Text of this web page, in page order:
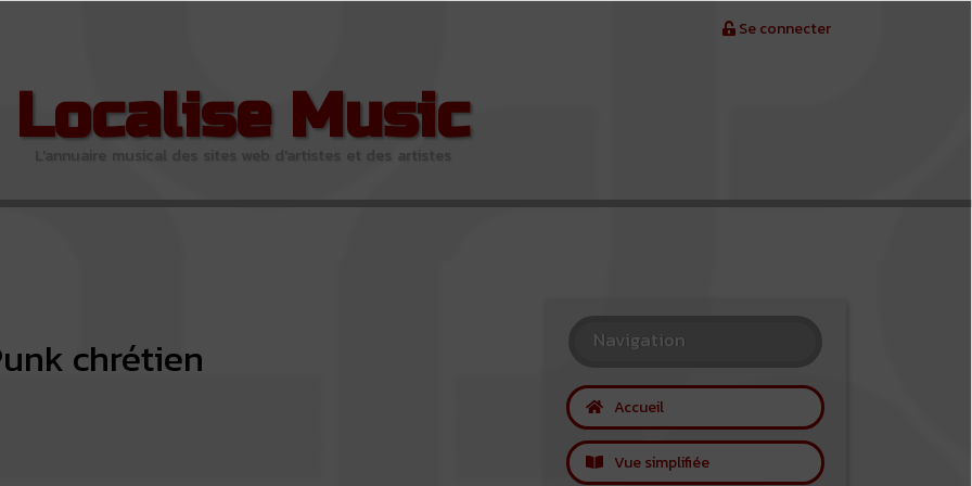
Se connecter
Localise Music
L'annuaire musical des sites web d'artistes et des artistes
chrétien Navigation
Accueil
Vue simplifiée